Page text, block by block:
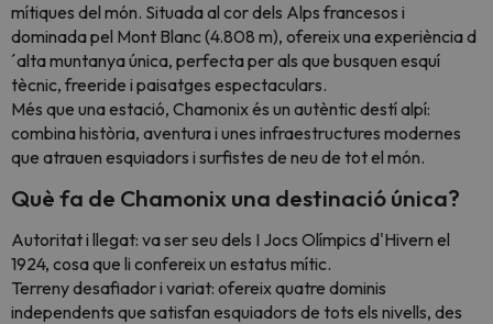
mítiques del món. Situada al cor dels Alps francesos i
dominada pel Mont Blanc (4.808 m), ofereix una experiència d
´alta muntanya única, perfecta per als que busquen esquí
tècnic, freeride i paisatges espectaculars.
Més que una estació, Chamonix és un autèntic destí alpí:
combina història, aventura i unes infraestructures modernes
que atrauen esquiadors i surfistes de neu de tot el món.
Què fa de Chamonix una destinació única?
Autoritat i llegat: va ser seu dels I Jocs Olímpics d'Hivern el
1924, cosa que li confereix un estatus mític.
Terreny desafiador i variat: ofereix quatre dominis
independents que satisfan esquiadors de tots els nivells, des